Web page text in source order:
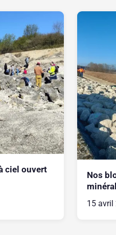
ciel ouvert
Nos
15 avril